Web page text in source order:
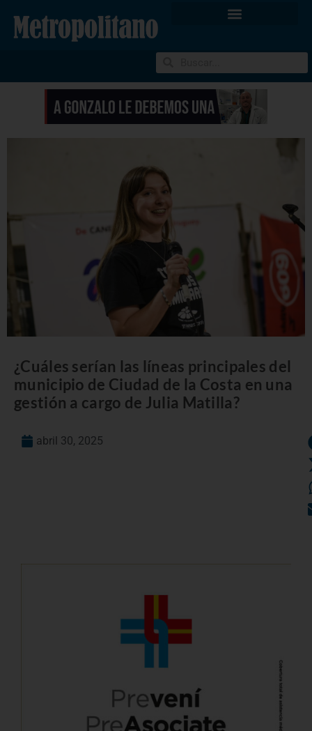
¿Cuáles serían las líneas principales del
municipio de Ciudad de la Costa en una
gestión a cargo de Julia Matilla?
abril 30, 2025